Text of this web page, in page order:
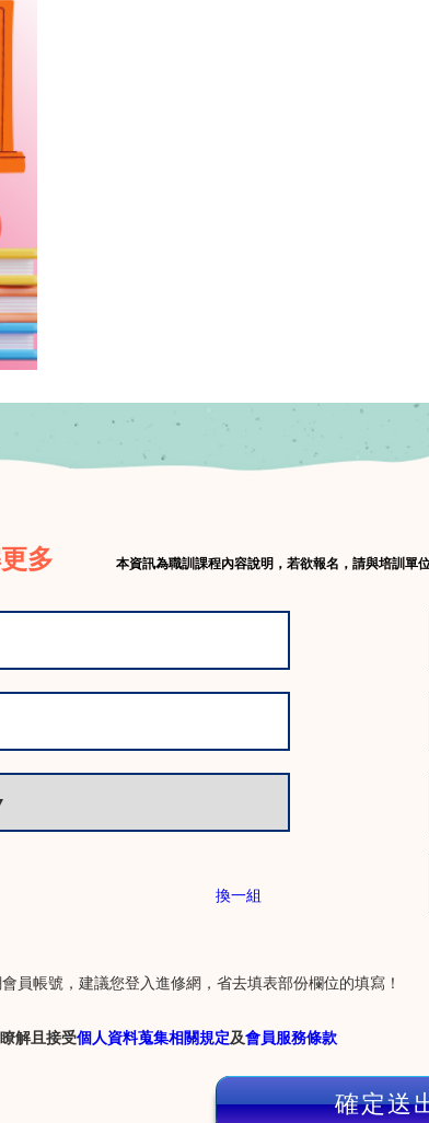
多 本資訊為職訓課程內容說明，若欲報名，請與培訓單
換一組
員帳號，建議您登入進修網，省去填表部份欄位的填寫！
解且接受個人資料蒐集相關規定及會員服務條款
確定送